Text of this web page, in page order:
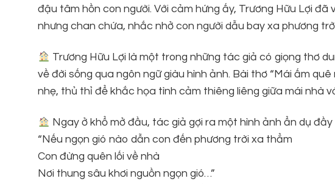
đậu tâm hồn con người. Với cảm hứng ấy, Trương Hữu Lợi
nhưng chan chứa, nhắc nhở con người dẫu bay xa phương
Trương Hữu Lợi là một trong những tác giả có giọng thơ
về đời sống qua ngôn ngữ giàu hình ảnh. Bài thơ “Mái ấm
nhẹ, thủ thỉ để khắc họa tình cảm thiêng liêng giữa mái nhà
Ngay ở khổ mở đầu, tác giả gợi ra một hình ảnh ẩn dụ
“Nếu ngọn gió nào dẫn con đến phương trời xa thẳm
Con đừng quên lối về nhà
Nơi thung sâu khơi nguồn ngọn gió…”